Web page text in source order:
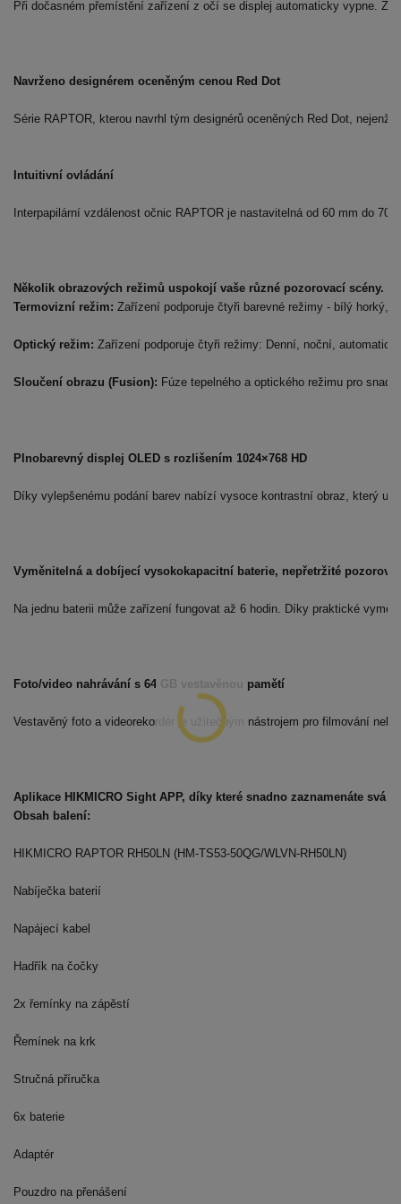
Při dočasném přemístění zařízení z očí se displej automaticky vypne. Z
Série RAPTOR, kterou navrhl tým designérů oceněných Red Dot,
Intuitivní ovládání
Interpapilární vzdálenost očnic RAPTOR je nastavitelná od 60 mm do
Termovizní režim: Zařízení podporuje čtyři barevné režimy - bílý horký,
Optický režim: Zařízení podporuje čtyři režimy: Denní, noční,
Sloučení obrazu (Fusion): Fúze tepelného a optického režimu pro
Plnobarevný displej OLED s rozlišením 1024×768 HD
Díky vylepšenému podání barev nabízí vysoce kontrastní obraz, který
Na jednu baterii může zařízení fungovat až 6 hodin. Díky praktické
Foto/video nahrávání s 64 GB vestavěnou pamětí
Vestavěný foto a videorekordér je užitečným nástrojem pro filmování
Aplikace HIKMICRO Sight APP, díky které snadno zaznamenáte svá
Obsah balení:
HIKMICRO RAPTOR RH50LN (HM-TS53-50QG/WLVN-RH50LN)
Nabíječka baterií
Napájecí kabel
Hadřík na čočky
2x řemínky na zápěstí
Řemínek na krk
Stručná příručka
6x baterie
Adaptér
Pouzdro na přenášení